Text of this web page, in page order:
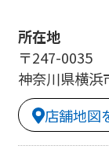
所在地
〒247-0035
神奈川県横浜
店舗地図